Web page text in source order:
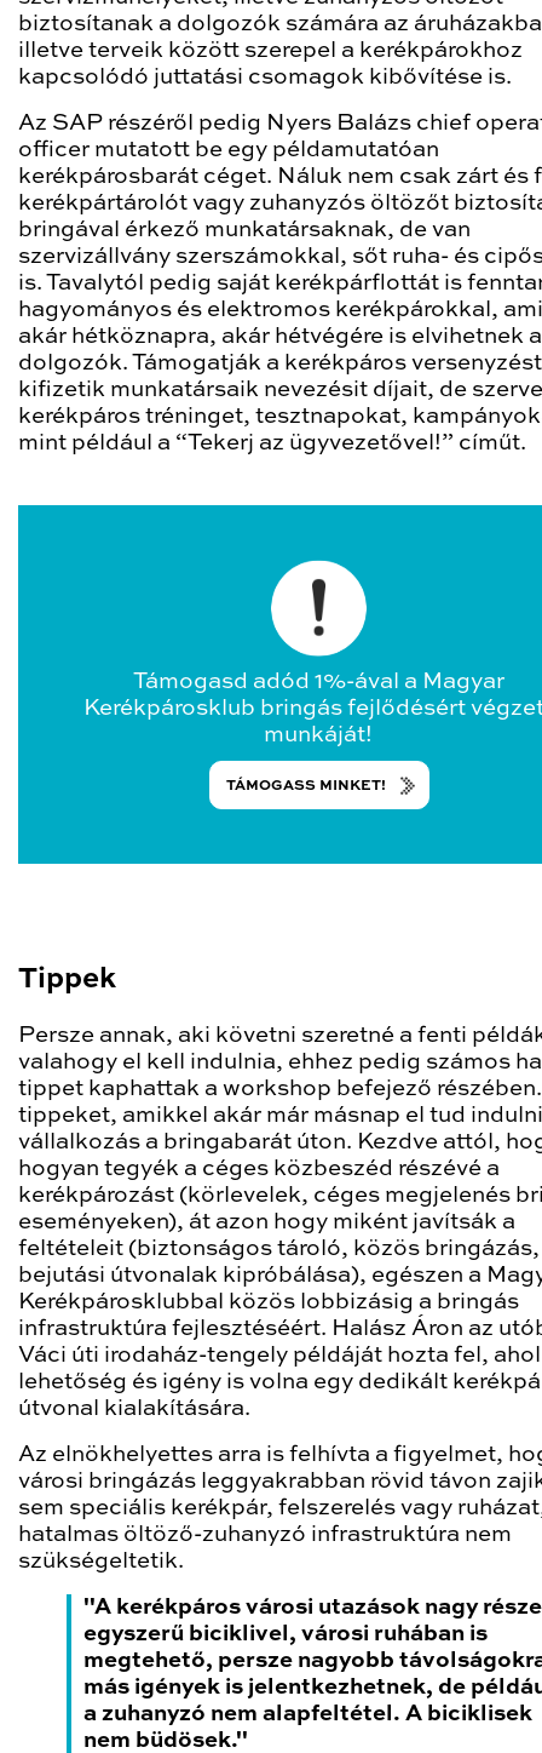
biztosítanak a dolgozók számára az
illetve terveik között szerepel a kerékpárokhoz
kapcsolódó juttatási csomagok kibővítése is.
Az SAP részéről pedig Nyers Balázs chief
officer mutatott be egy példamutatóan
kerékpárosbarát céget. Náluk nem csak zárt és
kerékpártárolót vagy zuhanyzós öltözőt
bringával érkező munkatársaknak, de van
szervizállvány szerszámokkal, sőt ruha- és
is. Tavalytól pedig saját kerékpárflottát is
hagyományos és elektromos kerékpárokkal,
akár hétköznapra, akár hétvégére is elvihetnek a
dolgozók. Támogatják a kerékpáros
kifizetik munkatársaik nevezésit díjait, de
kerékpáros tréninget, tesztnapokat,
mint például a “Tekerj az ügyvezetővel!” címűt.
Támogasd adód 1%-ával a Magyar
Kerékpárosklub bringás fejlődésért
munkáját!
TÁMOGASS MINKET!
Tippek
Persze annak, aki követni szeretné a fenti
valahogy el kell indulnia, ehhez pedig számos
tippet kaphattak a workshop befejező
tippeket, amikkel akár már másnap el tud
vállalkozás a bringabarát úton. Kezdve attól,
hogyan tegyék a céges közbeszéd részévé a
kerékpározást (körlevelek, céges megjelenés
eseményeken), át azon hogy miként javítsák a
feltételeit (biztonságos tároló, közös bringázás,
bejutási útvonalak kipróbálása), egészen a
Kerékpárosklubbal közös lobbizásig a bringás
infrastruktúra fejlesztéséért. Halász Áron az
Váci úti irodaház-tengely példáját hozta fel, ahol
lehetőség és igény is volna egy dedikált
útvonal kialakítására.
Az elnökhelyettes arra is felhívta a figyelmet,
városi bringázás leggyakrabban rövid távon
sem speciális kerékpár, felszerelés vagy
hatalmas öltöző-zuhanyzó infrastruktúra nem
szükségeltetik.
"A kerékpáros városi utazások nagy része
egyszerű biciklivel, városi ruhában is
megtehető, persze nagyobb
más igények is jelentkezhetnek, de
a zuhanyzó nem alapfeltétel. A biciklisek
nem büdösek."